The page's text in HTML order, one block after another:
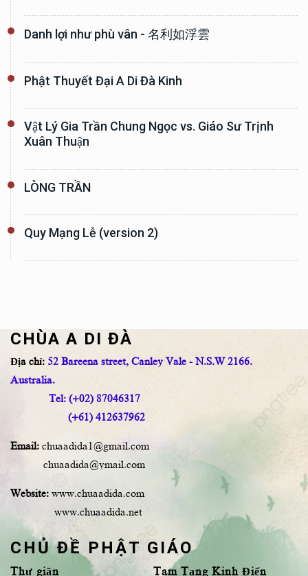
Danh lợi như phù vân - 名利如浮雲
Phật Thuyết Đại A Di Đà Kinh
Vật Lý Gia Trần Chung Ngọc vs. Giáo Sư Trịnh
Xuân Thuận
LÒNG TRẦN
Quy Mạng Lễ (version 2)
CHÙA A DI ĐÀ
Địa chỉ: 52 Bareena street, Canley Vale - N.S.W 2166.
Australia.
Tel: (+02) 87046317
(+61) 412637962
Email: chuaadida1@gmail.com
chuaadida@ymail.com
Website: www.chuaadida.com
www.chuaadida.net
CHỦ ĐỀ PHẬT GIÁO
Thư giãn Tam Tạng Kinh Điển